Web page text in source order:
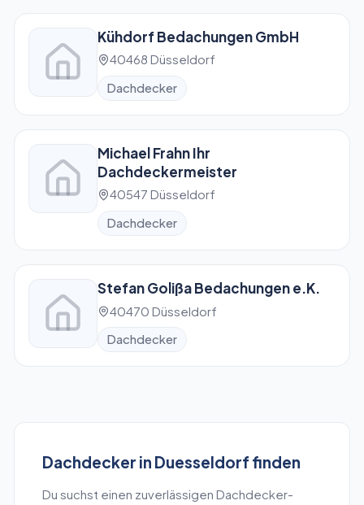
Kühdorf Bedachungen GmbH
40468 Düsseldorf
Dachdecker
Michael Frahn Ihr
Dachdeckermeister
40547 Düsseldorf
Dachdecker
Stefan Golißa Bedachungen e.K.
40470 Düsseldorf
Dachdecker
Dachdecker in Duesseldorf finden
Du suchst einen zuverlässigen Dachdecker-